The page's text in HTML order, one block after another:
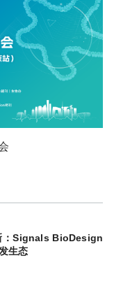
：Signals BioDesign
生态